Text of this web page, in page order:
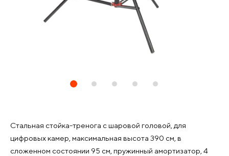
Стальная стойка-тренога с шаровой головой, для
цифровых камер, максимальная высота 390 см, в
сложенном состоянии 95 см, пружинный амортизатор, 4